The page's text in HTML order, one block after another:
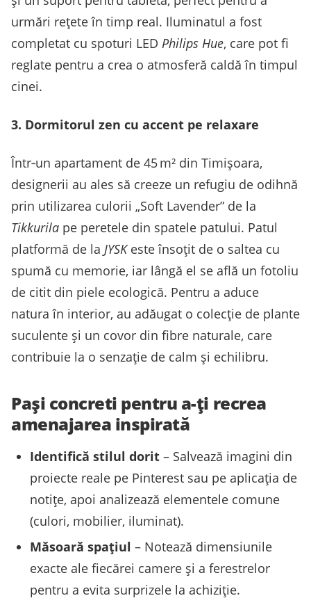
urmări rețete în timp real. Iluminatul a fost
completat cu spoturi LED Philips Hue, care pot fi
reglate pentru a crea o atmosferă caldă în timpul
cinei.
3. Dormitorul zen cu accent pe relaxare
Într‑un apartament de 45 m² din Timișoara,
designerii au ales să creeze un refugiu de odihnă
prin utilizarea culorii „Soft Lavender” de la
Tikkurila pe peretele din spatele patului. Patul
platformă de la JYSKeste însoțit de o saltea cu
spumă cu memorie, iar lângă el se află un fotoliu
de citit din piele ecologică. Pentru a aduce
natura în interior, au adăugat o colecție de plante
suculente și un covor din fibre naturale, care
contribuie la o senzație de calm și echilibru.
Pași concreti pentru a-ți recrea
amenajarea inspirată
Identifică stilul dorit – Salvează imagini din
proiecte reale pe Pinterest sau pe aplicația de
notițe, apoi analizează elementele comune
(culori, mobilier, iluminat).
Măsoară spațiul – Notează dimensiunile
exacte ale fiecărei camere și a ferestrelor
pentru a evita surprizele la achiziție.